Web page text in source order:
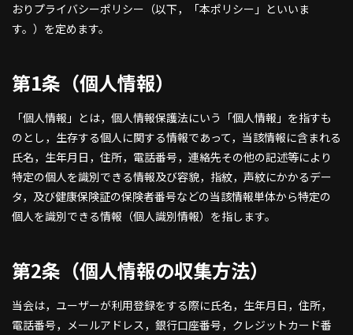
おりプライバシーポリシー（以下，「本ポリシー」といいま
す。）を定めます。
第1条（個人情報）
「個人情報」とは，個人情報保護法にいう「個人情報」を指すも
のとし，生存する個人に関する情報であって，当該情報に含まれる
氏名，生年月日，住所，電話番号，連絡先その他の記述等により
特定の個人を識別できる情報及び容貌，指紋，声紋にかかるデー
タ，及び健康保険証の保険者番号などの当該情報単体から特定の
個人を識別できる情報（個人識別情報）を指します。
第2条（個人情報の収集方法）
当会は，ユーザーが利用登録をする際に氏名，生年月日，住所，
電話番号，メールアドレス，銀行口座番号，クレジットカード番